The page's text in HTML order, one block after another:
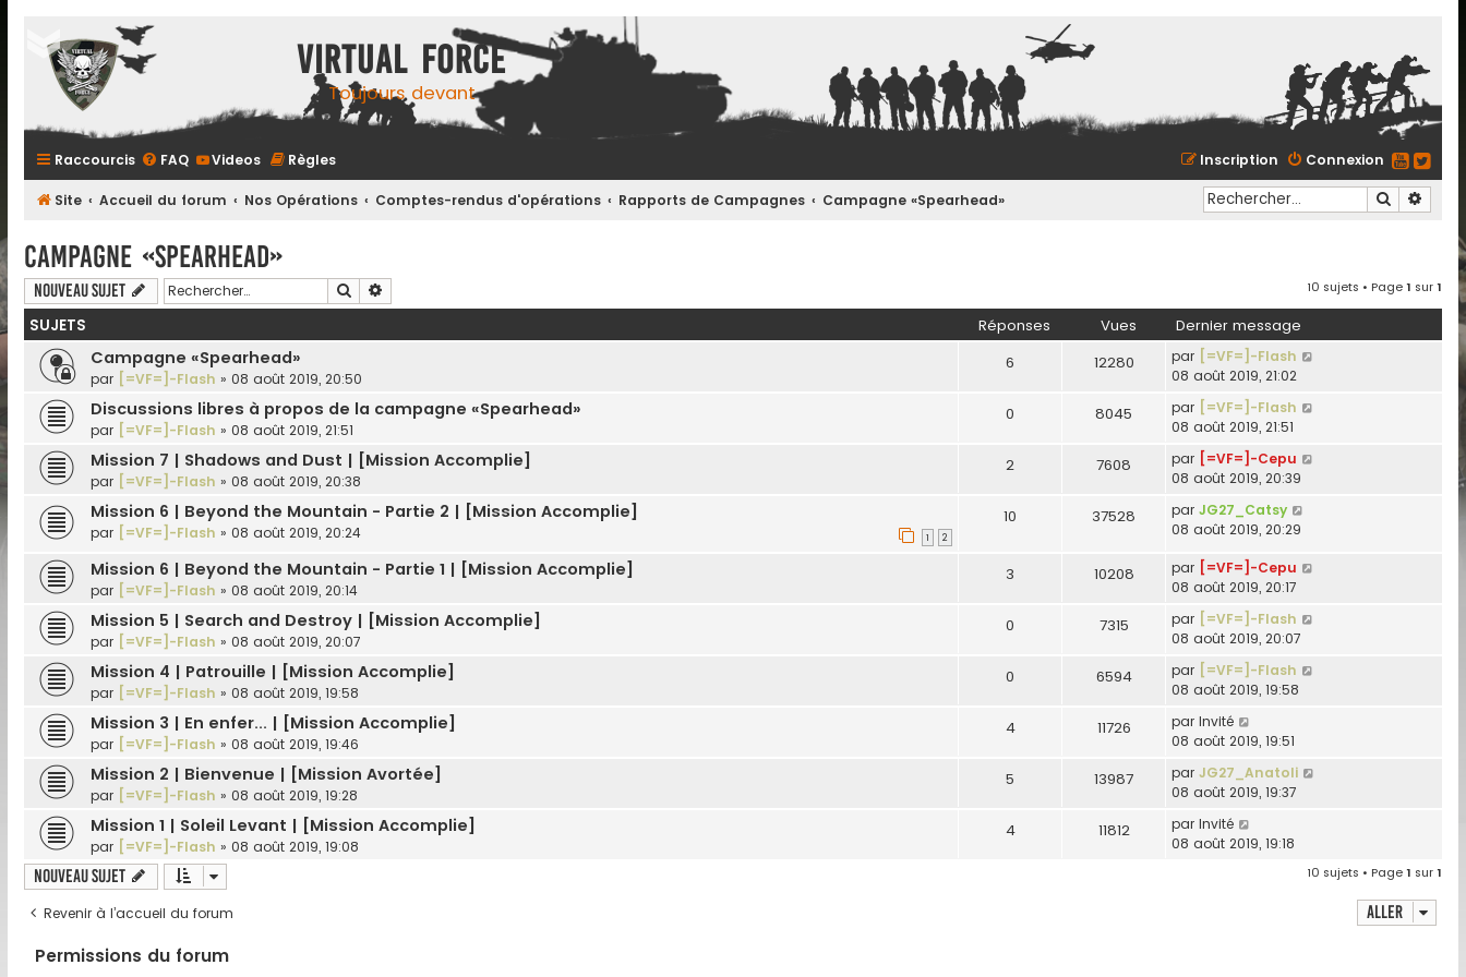
Virtual Force
Toujours devant
Raccourcis FAQ Videos Règles Connexion
Inscription
Site Accueil du forum Nos Opérations Comptes-rendus d'opérations Rapports de Campagnes Campagne «Spearhead»
Campagne «Spearhead»
Nouveau sujet Rechercher 10 sujets • Page1 sur1
SUJETS Réponses Vues Dernier message
Campagne «Spearhead»
par [=VF=]-Flash » 08 août 2019, 20:50
6 12280 par [=VF=]-Flash
08 août 2019, 21:02
Discussions libres à propos de la campagne «Spearhead»
par [=VF=]-Flash » 08 août 2019, 21:51
0 8045 par [=VF=]-Flash
08 août 2019, 21:51
Mission 7 | Shadows and Dust | [Mission Accomplie]
par [=VF=]-Flash » 08 août 2019, 20:38
2 7608 par [=VF=]-Cepu
08 août 2019, 20:39
Mission 6 | Beyond the Mountain - Partie 2 | [Mission Accomplie]
par [=VF=]-Flash » 08 août 2019, 20:24 1 2
10 37528 par JG27_Catsy
08 août 2019, 20:29
Mission 6 | Beyond the Mountain - Partie 1 | [Mission Accomplie]
par [=VF=]-Flash » 08 août 2019, 20:14
3 10208 par [=VF=]-Cepu
08 août 2019, 20:17
Mission 5 | Search and Destroy | [Mission Accomplie]
par [=VF=]-Flash » 08 août 2019, 20:07
0 7315 par [=VF=]-Flash
08 août 2019, 20:07
Mission 4 | Patrouille | [Mission Accomplie]
par [=VF=]-Flash » 08 août 2019, 19:58
0 6594 par [=VF=]-Flash
08 août 2019, 19:58
Mission 3 | En enfer... | [Mission Accomplie]
par [=VF=]-Flash » 08 août 2019, 19:46
4 11726 par Invité
08 août 2019, 19:51
Mission 2 | Bienvenue | [Mission Avortée]
par [=VF=]-Flash » 08 août 2019, 19:28
5 13987 par JG27_Anatoli
08 août 2019, 19:37
Mission 1 | Soleil Levant | [Mission Accomplie]
par [=VF=]-Flash » 08 août 2019, 19:08
4 11812 par Invité
08 août 2019, 19:18
Nouveau sujet 10 sujets • Page1 sur1
Revenir à l’accueil du forum Aller
Permissions du forum